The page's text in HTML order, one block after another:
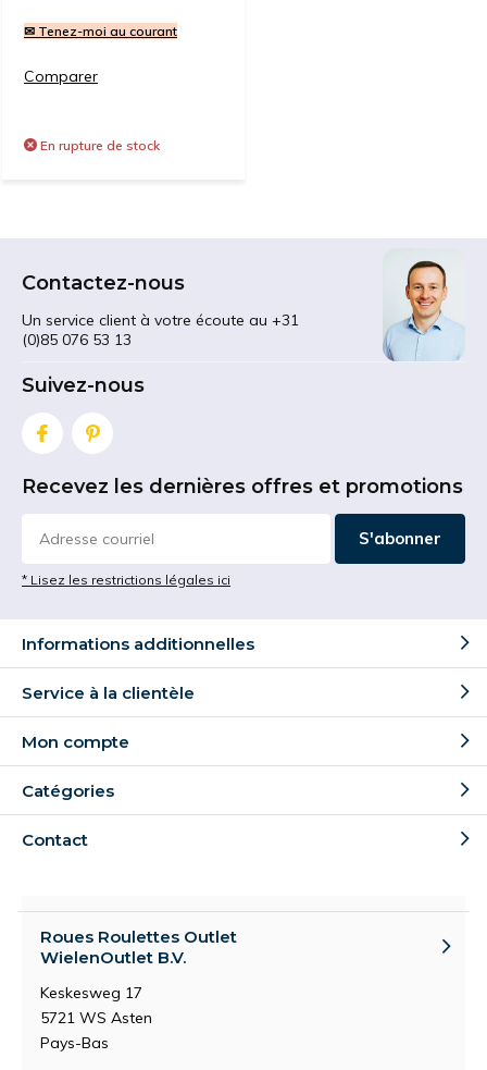
✉ Tenez-moi au courant
Comparer
En rupture de stock
Contactez-nous
Un service client à votre écoute au +31
(0)85 076 53 13
Suivez-nous
Recevez les dernières offres et promotions
S'abonner
* Lisez les restrictions légales ici
Informations additionnelles
Service à la clientèle
Mon compte
Catégories
Contact
Roues Roulettes Outlet
WielenOutlet B.V.
Keskesweg 17
5721 WS Asten
Pays-Bas